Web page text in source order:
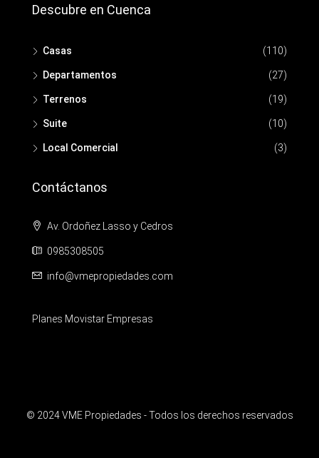
Descubre en Cuenca
Casas (110)
Departamentos (27)
Terrenos (19)
Suite (10)
Local Comercial (3)
Contáctanos
Av. Ordoñez Lasso y Cedros
0985308505
info@vmepropiedades.com
Planes Movistar Empresas
© 2024 VME Propiedades - Todos los derechos reservados